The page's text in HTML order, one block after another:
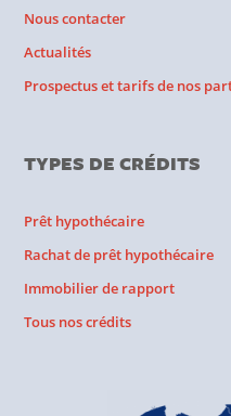
Nous contacter
Actualités
Prospectus et tarifs de nos
TYPES DE CRÉDITS
Prêt hypothécaire
Rachat de prêt hypothécaire
Immobilier de rapport
Tous nos crédits